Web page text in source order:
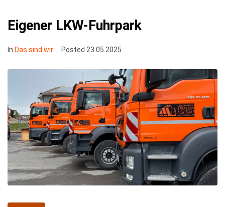
Eigener LKW-Fuhrpark
In Das sind wir Posted 23.05.2025